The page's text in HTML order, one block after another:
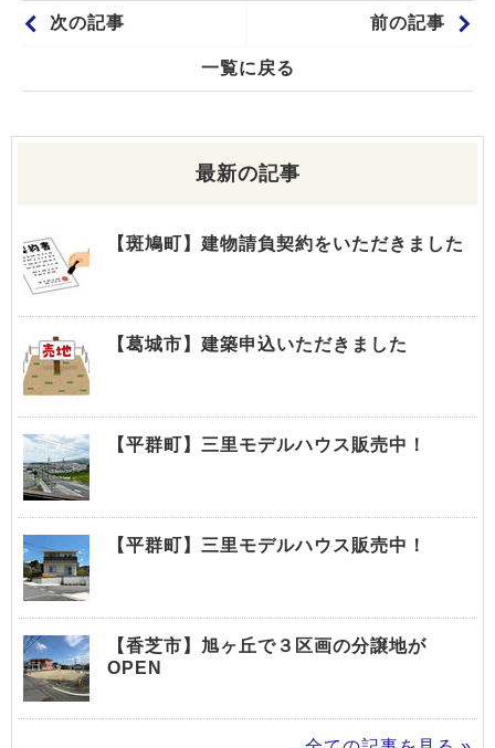
次の記事 前の記事
一覧に戻る
最新の記事
【斑鳩町】建物請負契約をいただきました
【葛城市】建築申込いただきました
【平群町】三里モデルハウス販売中！
【平群町】三里モデルハウス販売中！
【香芝市】旭ヶ丘で３区画の分譲地が
OPEN